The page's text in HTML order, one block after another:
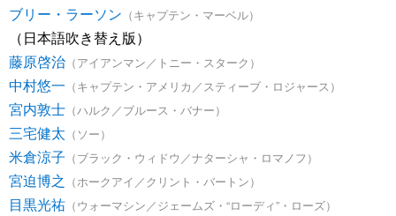
ブリー・ラーソン （キャプテン・マーベル）
（日本語吹き替え版）
藤原啓治 （アイアンマン／トニー・スターク）
中村悠一 （キャプテン・アメリカ／スティーブ・ロジャース）
宮内敦士 （ハルク／ブルース・バナー）
三宅健太 （ソー）
米倉涼子 （ブラック・ウィドウ／ナターシャ・ロマノフ）
宮迫博之 （ホークアイ／クリント・バートン）
目黒光祐 （ウォーマシン／ジェームズ・“ローディ”・ローズ）